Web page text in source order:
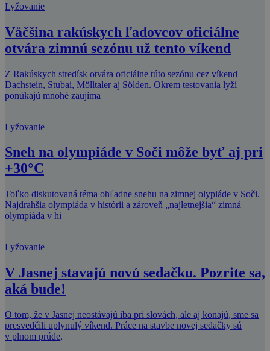
Lyžovanie
Väčšina rakúskych ľadovcov oficiálne
otvára zimnú sezónu už tento víkend
Z Rakúskych stredísk otvára oficiálne túto sezónu cez víkend
Dachstein, Stubai, Mölltaler aj Sölden. Okrem testovania lyží
ponúkajú mnohé zaujíma
Lyžovanie
Sneh na olympiáde v Soči môže byť aj pri
+30°C
Toľko diskutovaná téma ohľadne snehu na zimnej olypiáde v Soči.
Najdrahšia olympiáda v histórii a zároveň „najletnejšia“ zimná
olympiáda v hi
Lyžovanie
V Jasnej stavajú novú sedačku. Pozrite sa,
aká bude!
O tom, že v Jasnej neostávajú iba pri slovách, ale aj konajú, sme sa
presvedčili uplynulý víkend. Práce na stavbe novej sedačky sú
v plnom prúde,